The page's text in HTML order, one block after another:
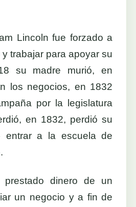
Lincoln fue forzado a
trabajar para apoyar su
su madre murió, en
los negocios, en 1832
por la legislatura
en 1832, perdió su
entrar a la escuela de
dinero de un
un negocio y a fin de